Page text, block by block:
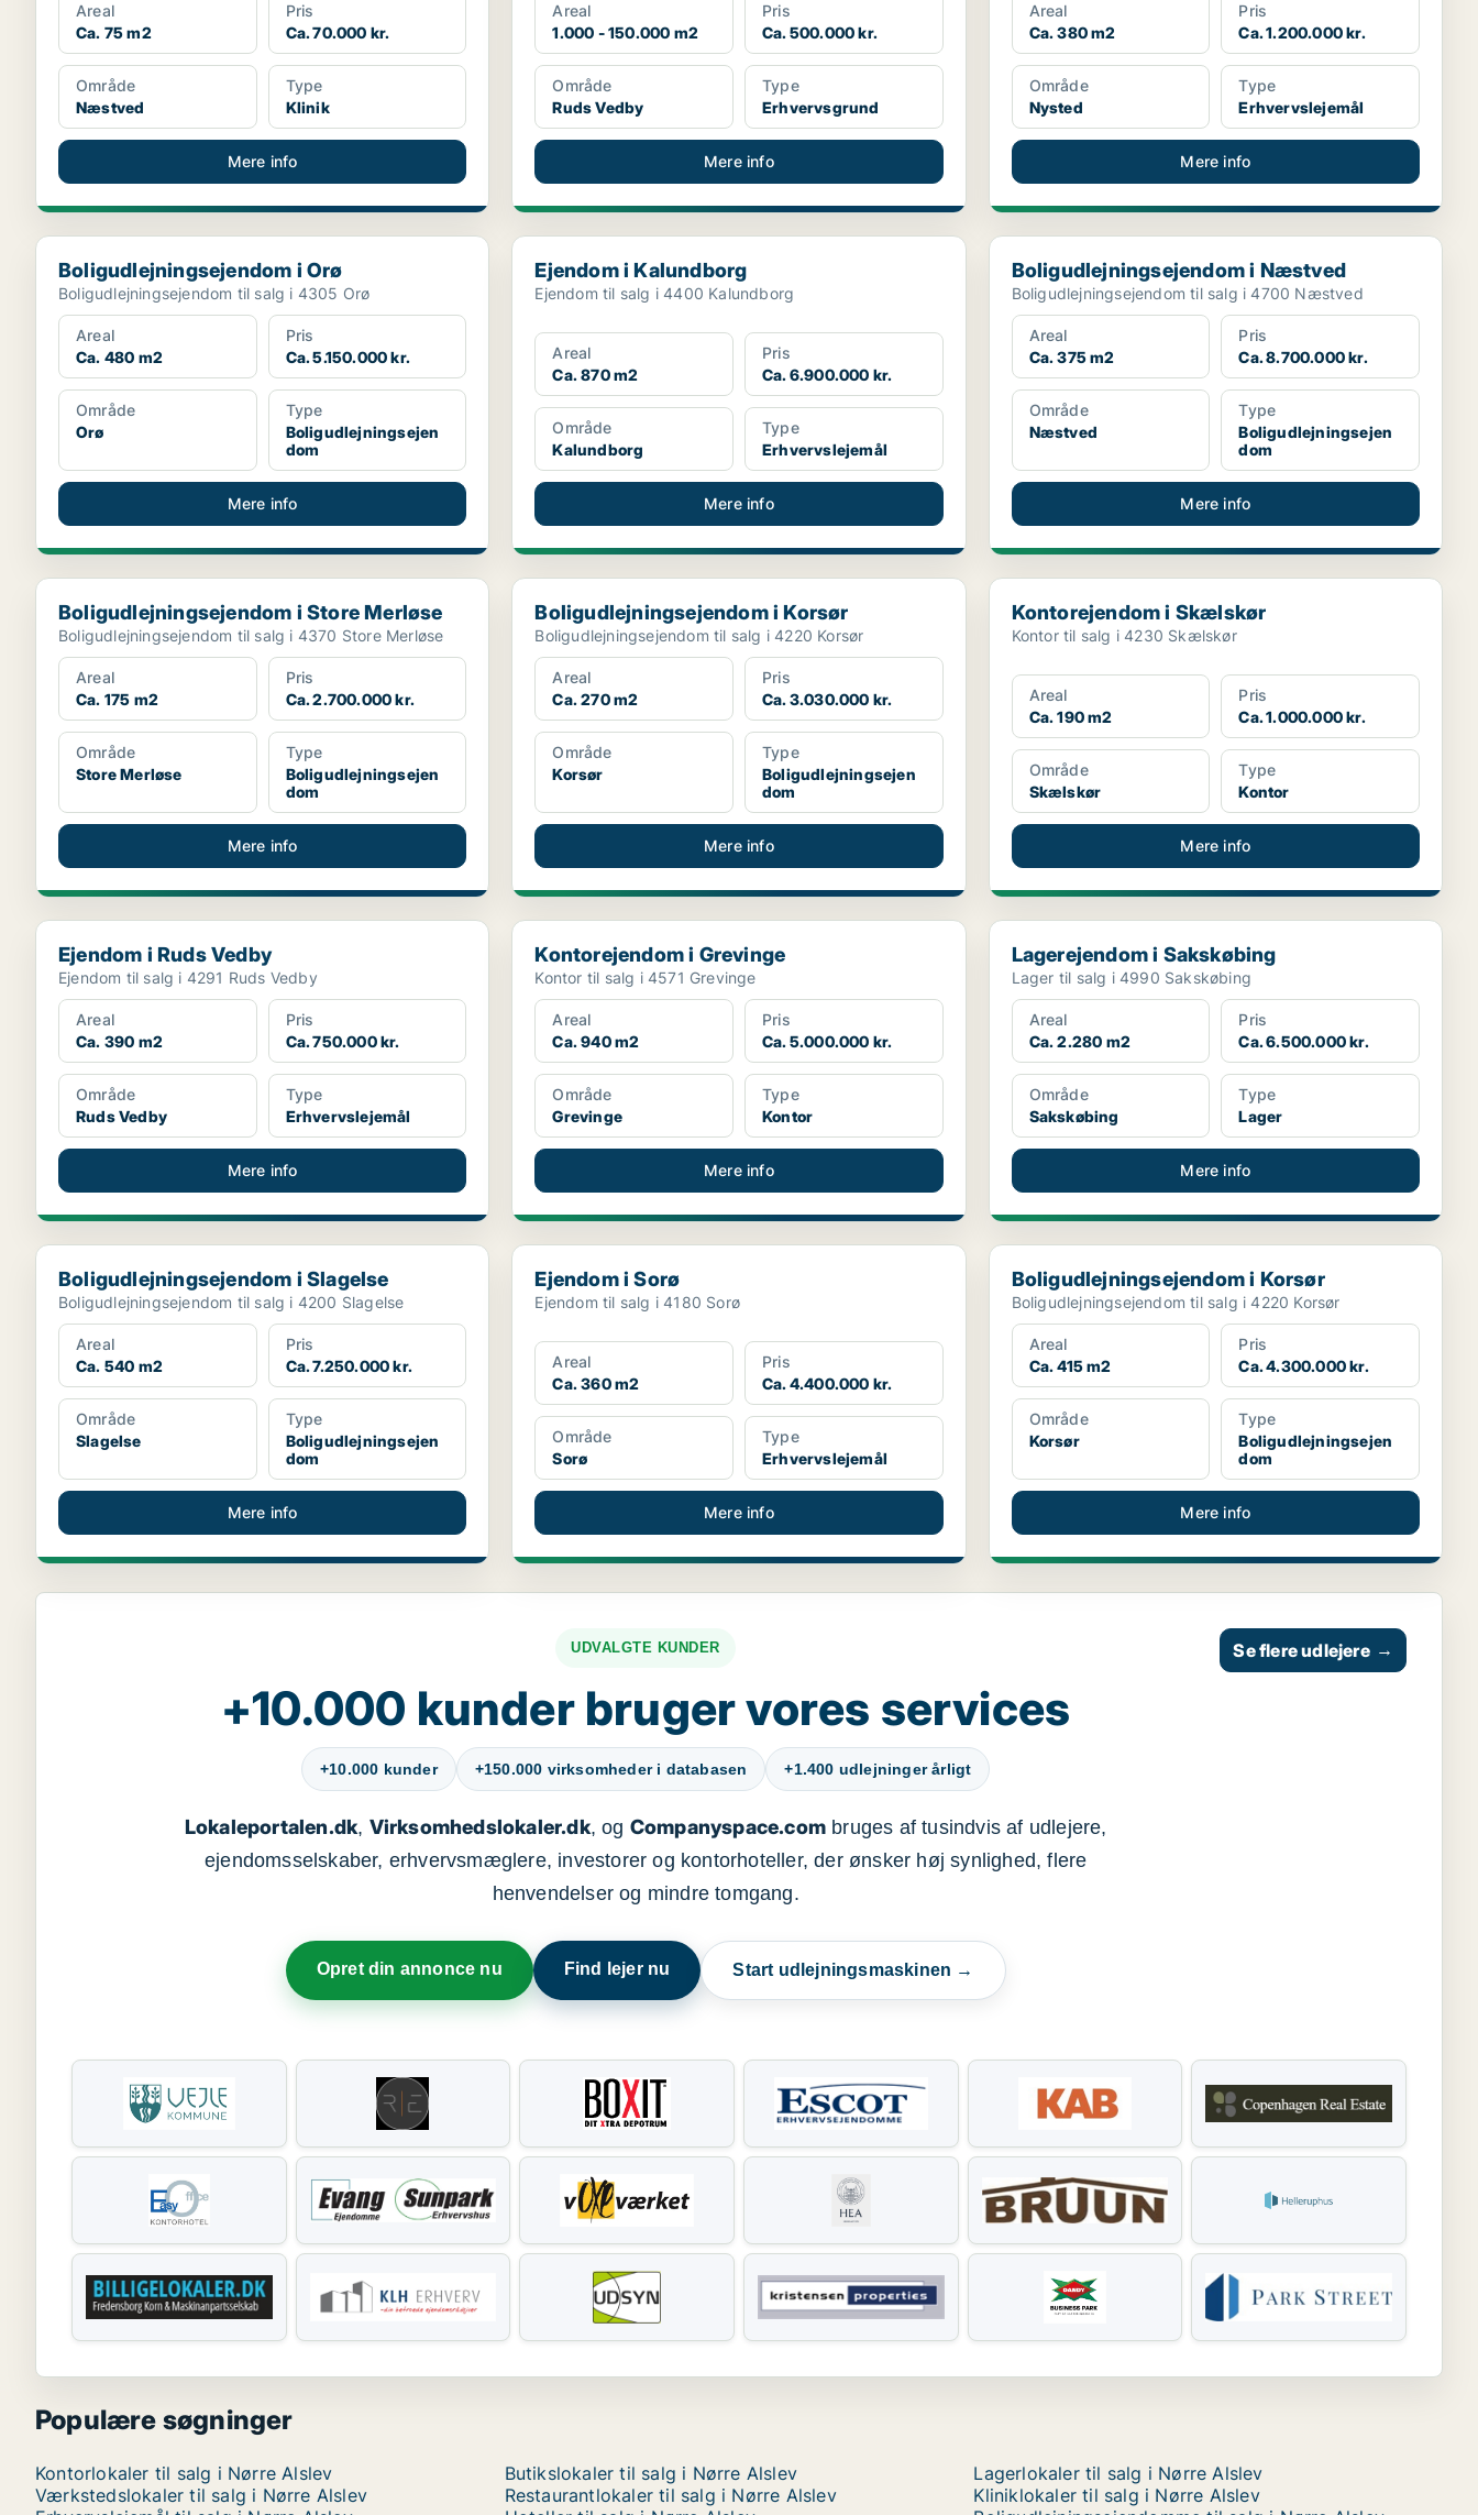
Areal
Ca. 75 m2
Pris
Ca. 70.000 kr.
Område
Næstved
Type
Klinik
Mere info
Areal
1.000 - 150.000 m2
Pris
Ca. 500.000 kr.
Område
Ruds Vedby
Type
Erhvervsgrund
Mere info
Areal
Ca. 380 m2
Pris
Ca. 1.200.000 kr.
Område
Nysted
Type
Erhvervslejemål
Mere info
Boligudlejningsejendom i Orø
Boligudlejningsejendom i Orø
Boligudlejningsejendom til salg i 4305 Orø
Areal
Ca. 480 m2
Pris
Ca. 5.150.000 kr.
Område
Orø
Type
Boligudlejningsejen
dom
Mere info
Ejendom i Kalundborg
Ejendom i Kalundborg
Ejendom til salg i 4400 Kalundborg
Areal
Ca. 870 m2
Pris
Ca. 6.900.000 kr.
Område
Kalundborg
Type
Erhvervslejemål
Mere info
Boligudlejningsejendom i Næstved
Boligudlejningsejendom i Næstved
Boligudlejningsejendom til salg i 4700 Næstved
Areal
Ca. 375 m2
Pris
Ca. 8.700.000 kr.
Område
Næstved
Type
Boligudlejningsejen
dom
Mere info
Boligudlejningsejendom i Store Merløse
Boligudlejningsejendom i Store Merløse
Boligudlejningsejendom til salg i 4370 Store Merløse
Areal
Ca. 175 m2
Pris
Ca. 2.700.000 kr.
Område
Store Merløse
Type
Boligudlejningsejen
dom
Mere info
Boligudlejningsejendom i Korsør
Boligudlejningsejendom i Korsør
Boligudlejningsejendom til salg i 4220 Korsør
Areal
Ca. 270 m2
Pris
Ca. 3.030.000 kr.
Område
Korsør
Type
Boligudlejningsejen
dom
Mere info
Kontorejendom i Skælskør
Kontorejendom i Skælskør
Kontor til salg i 4230 Skælskør
Areal
Ca. 190 m2
Pris
Ca. 1.000.000 kr.
Område
Skælskør
Type
Kontor
Mere info
Ejendom i Ruds Vedby
Ejendom i Ruds Vedby
Ejendom til salg i 4291 Ruds Vedby
Areal
Ca. 390 m2
Pris
Ca. 750.000 kr.
Område
Ruds Vedby
Type
Erhvervslejemål
Mere info
Kontorejendom i Grevinge
Kontorejendom i Grevinge
Kontor til salg i 4571 Grevinge
Areal
Ca. 940 m2
Pris
Ca. 5.000.000 kr.
Område
Grevinge
Type
Kontor
Mere info
Lagerejendom i Sakskøbing
Lagerejendom i Sakskøbing
Lager til salg i 4990 Sakskøbing
Areal
Ca. 2.280 m2
Pris
Ca. 6.500.000 kr.
Område
Sakskøbing
Type
Lager
Mere info
Boligudlejningsejendom i Slagelse
Boligudlejningsejendom i Slagelse
Boligudlejningsejendom til salg i 4200 Slagelse
Areal
Ca. 540 m2
Pris
Ca. 7.250.000 kr.
Område
Slagelse
Type
Boligudlejningsejen
dom
Mere info
Ejendom i Sorø
Ejendom i Sorø
Ejendom til salg i 4180 Sorø
Areal
Ca. 360 m2
Pris
Ca. 4.400.000 kr.
Område
Sorø
Type
Erhvervslejemål
Mere info
Boligudlejningsejendom i Korsør
Boligudlejningsejendom i Korsør
Boligudlejningsejendom til salg i 4220 Korsør
Areal
Ca. 415 m2
Pris
Ca. 4.300.000 kr.
Område
Korsør
Type
Boligudlejningsejen
dom
Mere info
UDVALGTE KUNDER
+10.000 kunder bruger vores services
+10.000 kunder +150.000 virksomheder i databasen +1.400 udlejninger årligt
Lokaleportalen.dk, Virksomhedslokaler.dk, og Companyspace.combruges af tusindvis af udlejere,
ejendomsselskaber, erhvervsmæglere, investorer og kontorhoteller, der ønsker høj synlighed, flere
henvendelser og mindre tomgang.
Opret din annonce nu Find lejer nu Start udlejningsmaskinen →
Se flere udlejere →
Populære søgninger
Kontorlokaler til salg i Nørre Alslev Butikslokaler til salg i Nørre Alslev
Lagerlokaler til salg i Nørre Alslev
Værkstedslokaler til salg i Nørre Alslev
Restaurantlokaler til salg i Nørre Alslev
Kliniklokaler til salg i Nørre Alslev